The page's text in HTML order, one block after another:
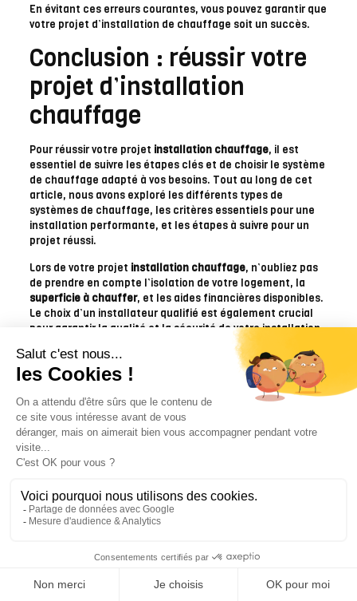
En évitant ces erreurs courantes, vous pouvez garantir que
votre projet d’installation de chauffage soit un succès.
Conclusion : réussir votre
projet d’installation
chauffage
Pour réussir votre projet installation chauffage, il est
essentiel de suivre les étapes clés et de choisir le système
de chauffage adapté à vos besoins. Tout au long de cet
article, nous avons exploré les différents types de
systèmes de chauffage, les critères essentiels pour une
installation performante, et les étapes à suivre pour un
projet réussi.
Lors de votre projet installation chauffage, n’oubliez pas
de prendre en compte l’isolation de votre logement, la
superficie à chauffer, et les aides financières disponibles.
Le choix d’un installateur qualifié est également crucial
pour garantir la qualité et la sécurité de votre installation.
En résumé, un projet
installation chauffage
réussi
nécessite une planification minutieuse, une bonne
compréhension de vos besoins, et une exécution
soigneuse. En suivant ces conseils et en étant attentif aux
détails, vous pourrez profiter d’un système de chauffage
efficace et économique.
FAQ
Quels sont les différents types de
systèmes de chauffage disponibles pour
notamment le chauffage central, le chauffage au sol, les